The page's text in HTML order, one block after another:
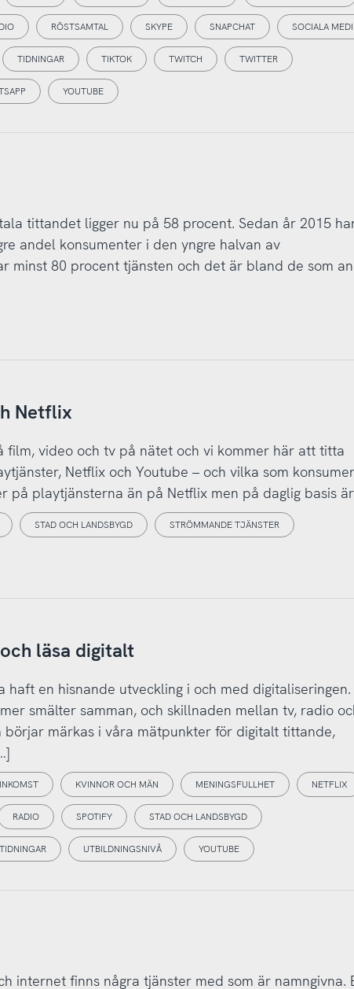
RÖSTSAMTAL SKYPE SNAPCHAT SOCIALA
TIDNINGAR TIKTOK TWITCH TWITTER
YOUTUBE
tittandet ligger nu på 58 procent. Sedan år 2015
andel konsumenter i den yngre halvan av
minst 80 procent tjänsten och det är bland de som
Netflix
video och tv på nätet och vi kommer här att titta
Netflix och Youtube – och vilka som
på playtjänsterna än på Netflix men på daglig basis
STAD OCH LANDSBYGD STRÖMMANDE TJÄNSTER
läsa digitalt
en hisnande utveckling i och med
smälter samman, och skillnaden mellan tv, radio
märkas i våra mätpunkter för digitalt tittande,
KVINNOR OCH MÄN MENINGSFULLHET NETFLIX
RADIO SPOTIFY STAD OCH LANDSBYGD
TIDNINGAR UTBILDNINGSNIVÅ YOUTUBE
internet finns några tjänster med som är namngivna.